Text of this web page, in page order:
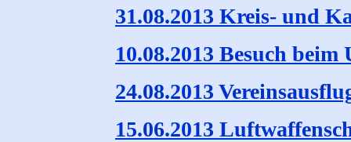
31.08.2013 Kreis- und
10.08.2013 Besuch beim
24.08.2013
15.06.2013